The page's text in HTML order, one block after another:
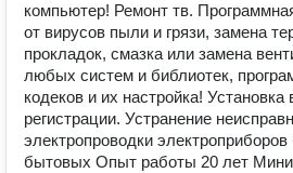
компьютер! Ремонт тв.
от вирусов пыли и грязи, замена
прокладок, смазка или замена
любых систем и библиотек,
кодеков и их настройка! Установка
регистрации. Устранение
электропроводки
бытовых Опыт работы 20 лет